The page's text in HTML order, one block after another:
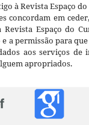
à Revista Espaço
concordam em
Revista Espaço do
a permissão para
aos serviços de
apropriados.